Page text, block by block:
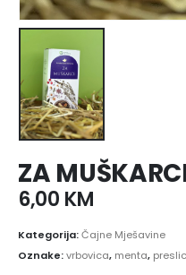
ZA
6,00 KM
Kategorija:Čajne Mješavine
Oznake:vrbovica, menta,